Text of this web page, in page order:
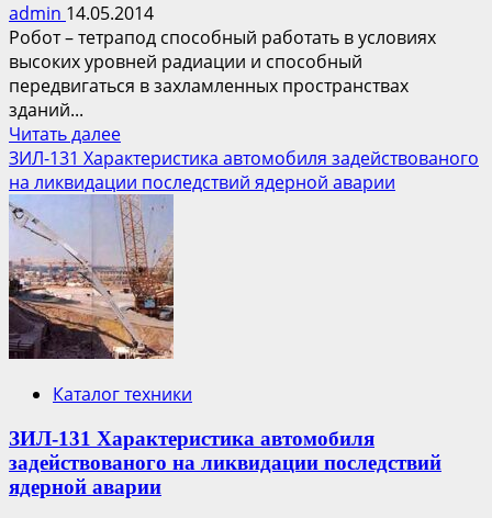
admin 14.05.2014
Робот – тетрапод способный работать в условиях
высоких уровней радиации и способный
передвигаться в захламленных пространствах
зданий...
Читать далееПрочитать
больше
о
Четвероногий
робот
поможет
ликвидировать
аварию
на
АЭС
ЗИЛ-131 Характеристика автомобиля задействованого
на ликвидации последствий ядерной аварии
Каталог техники
ЗИЛ-131 Характеристика автомобиля
задействованого на ликвидации последствий
ядерной аварии